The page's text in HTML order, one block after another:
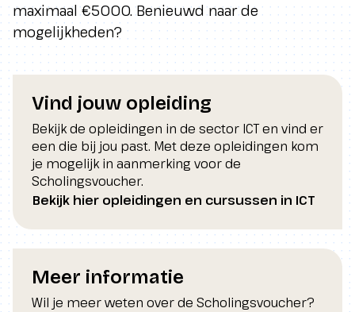
maximaal €5000. Benieuwd naar de
mogelijkheden?
Vind jouw opleiding
Bekijk de opleidingen in de sector ICT en vind er
een die bij jou past. Met deze opleidingen kom
je mogelijk in aanmerking voor de
Scholingsvoucher.
Bekijk hier opleidingen en cursussen in ICT
Meer informatie
Wil je meer weten over de Scholingsvoucher?